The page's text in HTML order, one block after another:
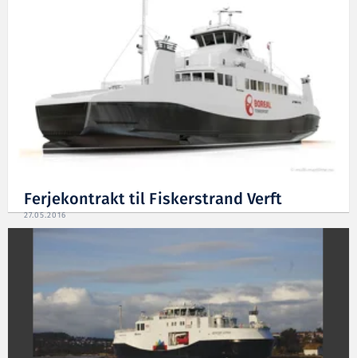
Ferjekontrakt til Fiskerstrand Verft
27.05.2016